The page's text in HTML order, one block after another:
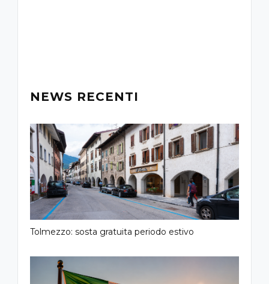
NEWS RECENTI
Tolmezzo: sosta gratuita periodo estivo